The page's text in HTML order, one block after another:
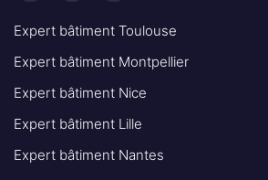
Expert bâtiment Toulouse
Expert bâtiment Montpellier
Expert bâtiment Nice
Expert bâtiment Lille
Expert bâtiment Nantes